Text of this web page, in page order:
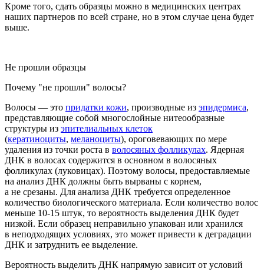
Кроме того, сдать образцы можно в медицинских центрах
наших партнеров по всей стране, но в этом случае цена будет
выше.
Не прошли образцы
Почему "не прошли" волосы?
Волосы — это придатки кожи, производные из эпидермиса,
представляющие собой многослойные нитеообразные
структуры из эпителиальных клеток
(кератиноциты, меланоциты), ороговевающих по мере
удаления из точки роста в волосяных фолликулах. Ядерная
ДНК в волосах содержится в основном в волосяных
фолликулах (луковицах). Поэтому волосы, предоставляемые
на анализ ДНК должны быть вырваны с корнем,
а не срезаны. Для анализа ДНК требуется определенное
количество биологического материала. Если количество волос
меньше 10-15 штук, то вероятность выделения ДНК будет
низкой. Если образец неправильно упакован или хранился
в неподходящих условиях, это может привести к деградации
ДНК и затруднить ее выделение.
Вероятность выделить ДНК напрямую зависит от условий